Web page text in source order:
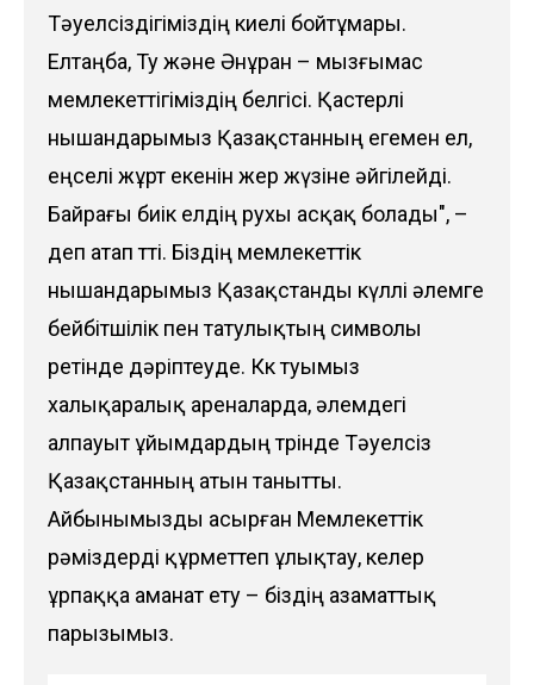
Тәуелсіздігіміздің киелі бойтұмары.
Елтаңба, Ту және Әнұран – мызғымас
мемлекеттігіміздің белгісі. Қастерлі
нышандарымыз Қазақстанның егемен ел,
еңселі жұрт екенін жер жүзіне әйгілейді.
Байрағы биік елдің рухы асқақ болады", –
деп атап өтті. Біздің мемлекеттік
нышандарымыз Қазақстанды күллі әлемге
бейбітшілік пен татулықтың символы
ретінде дәріптеуде. Көк туымыз
халықаралық ареналарда, әлемдегі
алпауыт ұйымдардың төрінде Тәуелсіз
Қазақстанның атын танытты.
Айбынымызды асырған Мемлекеттік
рәміздерді құрметтеп ұлықтау, келер
ұрпаққа аманат ету – біздің азаматтық
парызымыз.